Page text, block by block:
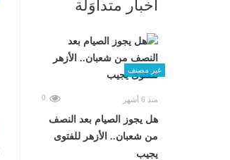
أخبار متداوَلة
غير مصنف
منذ 6 أشهر 0
هل يجوز الصيام بعد النصف
من شعبان.. الأزهر للفتوى
يجيب